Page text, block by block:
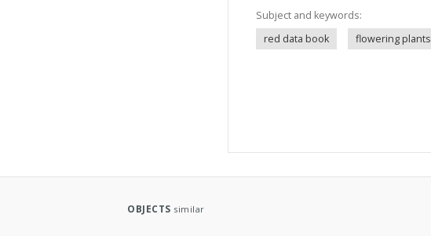
Subject and keywords:
red data book
flowering plants
OBJECTS similar